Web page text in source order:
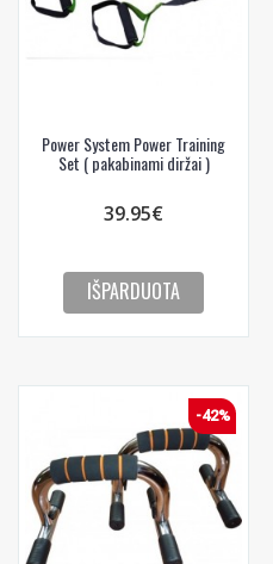
Power System Power Training
Set ( pakabinami diržai )
39.95€
IŠPARDUOTA
-42%